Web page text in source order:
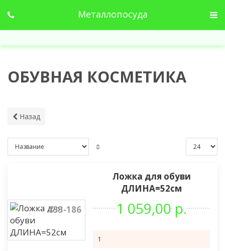
Металлопосуда
ОБУВНАЯ КОСМЕТИКА
Назад
733-186
Ложка для обуви
ДЛИНА=52см
1 059,00 р.